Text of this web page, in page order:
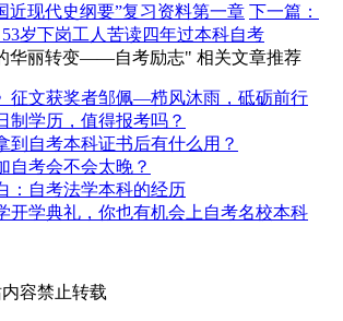
近现代史纲要”复习资料第一章 下一篇：
岁下岗工人苦读四年过本科自考
华丽转变——自考励志" 相关文章推荐
征文获奖者邹佩—栉风沐雨，砥砺前行
制学历，值得报考吗？
到自考本科证书后有什么用？
自考会不会太晚？
：自考法学本科的经历
开学典礼，你也有机会上自考名校本科
容禁止转载